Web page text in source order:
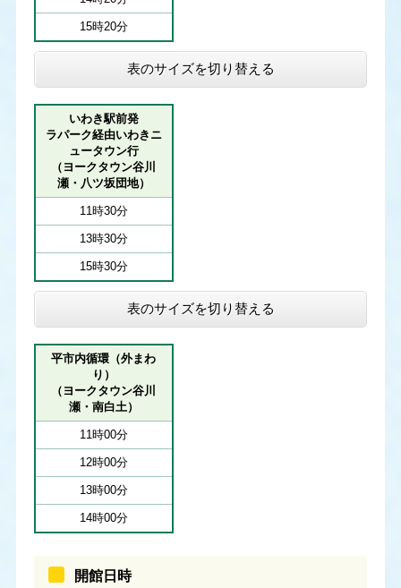
15時20分
表のサイズを切り替える
いわき駅前発
ラパーク経由いわきニ
ュータウン行
（ヨークタウン谷川
瀬・八ツ坂団地）
11時30分
13時30分
15時30分
表のサイズを切り替える
平市内循環（外まわ
り）
（ヨークタウン谷川
瀬・南白土）
11時00分
12時00分
13時00分
14時00分
開館日時